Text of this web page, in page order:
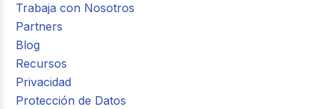
Trabaja con Nosotros
Partners
Blog
Recursos
Privacidad
Protección de Datos